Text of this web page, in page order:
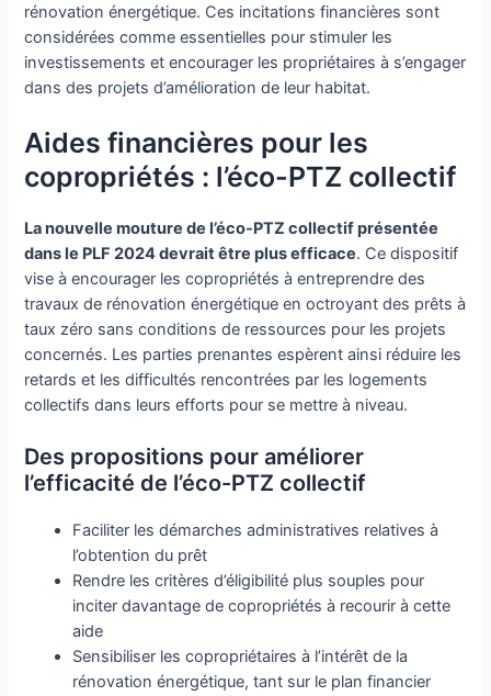
rénovation énergétique. Ces incitations financières sont
considérées comme essentielles pour stimuler les
investissements et encourager les propriétaires à s’engager
dans des projets d’amélioration de leur habitat.
Aides financières pour les
copropriétés : l’éco-PTZ collectif
La nouvelle mouture de l’éco-PTZ collectif présentée
dans le PLF 2024 devrait être plus efficace. Ce dispositif
vise à encourager les copropriétés à entreprendre des
travaux de rénovation énergétique en octroyant des prêts à
taux zéro sans conditions de ressources pour les projets
concernés. Les parties prenantes espèrent ainsi réduire les
retards et les difficultés rencontrées par les logements
collectifs dans leurs efforts pour se mettre à niveau.
Des propositions pour améliorer
l’efficacité de l’éco-PTZ collectif
Faciliter les démarches administratives relatives à
l’obtention du prêt
Rendre les critères d’éligibilité plus souples pour
inciter davantage de copropriétés à recourir à cette
aide
Sensibiliser les copropriétaires à l’intérêt de la
rénovation énergétique, tant sur le plan financier